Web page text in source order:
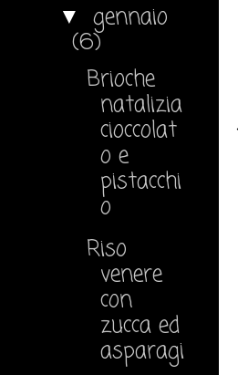
▼ gennaio
(6)
Brioche
natalizia
cioccolat
o e
pistacchi
o
Riso
venere
con
zucca ed
asparagi